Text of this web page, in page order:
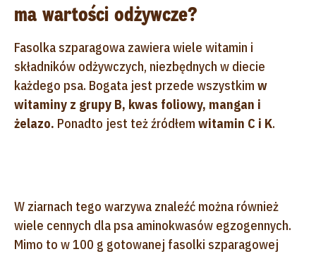
ma wartości odżywcze?
Fasolka szparagowa zawiera wiele witamin i
składników odżywczych, niezbędnych w diecie
każdego psa. Bogata jest przede wszystkim w
witaminy z grupy B, kwas foliowy, mangan i
żelazo. Ponadto jest też źródłem witamin C i K.
W ziarnach tego warzywa znaleźć można również
wiele cennych dla psa aminokwasów egzogennych.
Mimo to w 100 g gotowanej fasolki szparagowej